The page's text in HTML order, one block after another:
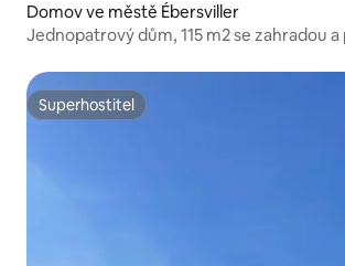
Domov ve městě Ébersviller
Jednopatrový dům, 115 m2 se zahradou
Superhostitel
Superhostitel